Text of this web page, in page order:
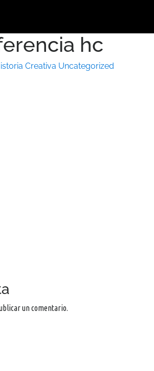
hc
Creativa Uncategorized
un comentario.